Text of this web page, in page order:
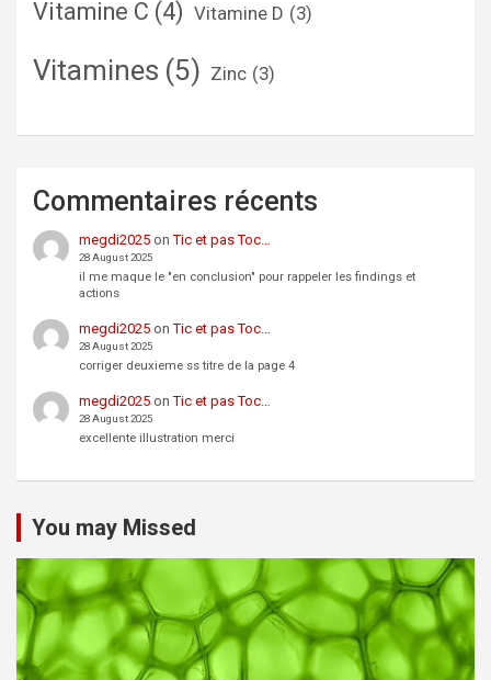
Vitamine C (4) Vitamine D (3)
Vitamines (5) Zinc (3)
Commentaires récents
megdi2025 onTic et pas Toc…
28 August 2025
il me maque le "en conclusion" pour rappeler les findings et
actions
megdi2025 onTic et pas Toc…
28 August 2025
corriger deuxieme ss titre de la page 4
megdi2025 onTic et pas Toc…
28 August 2025
excellente illustration merci
You may Missed